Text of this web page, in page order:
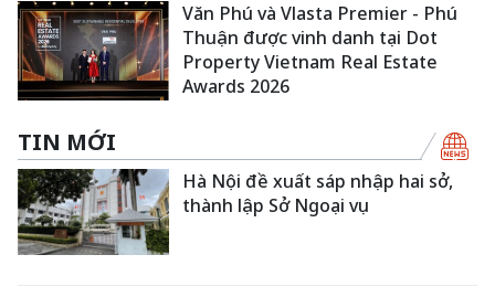
Văn Phú và Vlasta Premier - Phú
Thuận được vinh danh tại Dot
Property Vietnam Real Estate
Awards 2026
TIN MỚI
Hà Nội đề xuất sáp nhập hai sở,
thành lập Sở Ngoại vụ